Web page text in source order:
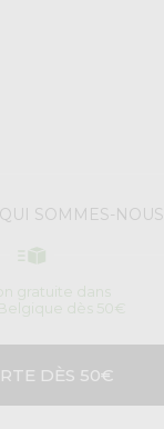
SOMMES-NOUS
gratuite dans
dès 50€
DÈS 50€